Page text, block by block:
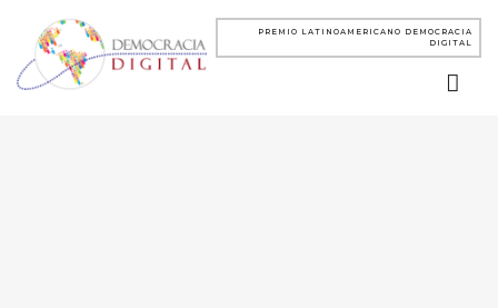
PREMIO LATINOAMERICANO DEMOCRACIA
DIGITAL